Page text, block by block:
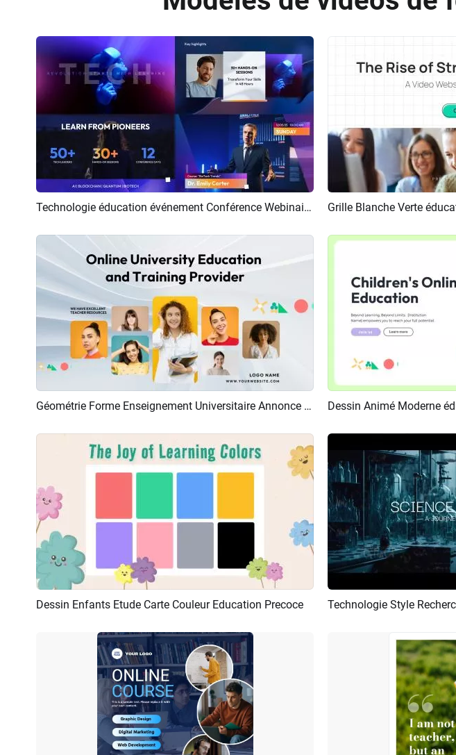
Aperçu Créer IA Technologie éducation événement Conférence Webinaires Promotion Aperçu
Aperçu Créer IA Géométrie Forme Enseignement Universitaire Annonce Intro Aperçu
Aperçu Créer IA
Dessin Enfants Etude Carte Couleur Education Precoce Aperçu